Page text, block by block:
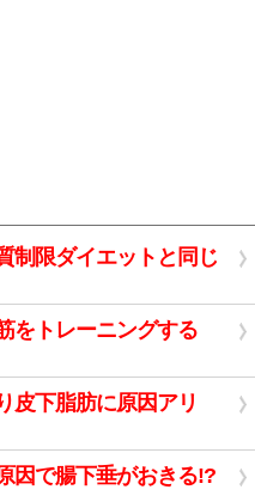
制限ダイエットと同じ
をトレーニングする
皮下脂肪に原因アリ
因で腸下垂がおきる!?